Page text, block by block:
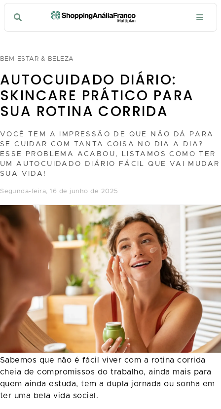
BEM-ESTAR & BELEZA
AUTOCUIDADO DIÁRIO:
SKINCARE PRÁTICO PARA
SUA ROTINA CORRIDA
VOCÊ TEM A IMPRESSÃO DE QUE NÃO DÁ PARA
SE CUIDAR COM TANTA COISA NO DIA A DIA?
ESSE PROBLEMA ACABOU, LISTAMOS COMO TER
UM AUTOCUIDADO DIÁRIO FÁCIL QUE VAI MUDAR
SUA VIDA!
segunda-feira, 16 de junho de 2025
Sabemos que não é fácil viver com a rotina corrida
cheia de compromissos do trabalho, ainda mais para
quem ainda estuda, tem a dupla jornada ou sonha em
ter uma bela vida social.